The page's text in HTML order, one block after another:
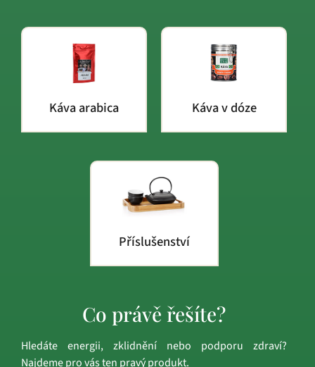
Káva arabica Káva v dóze
Příslušenství
Co právě řešíte?
Hledáte energii, zklidnění nebo podporu zdraví?
Najdeme pro vás ten pravý produkt.